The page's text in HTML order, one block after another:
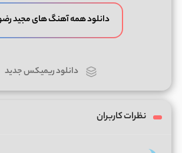
دانلود همه آهنگ های مجید
دانلود ریمیکس جدید
نظرات کاربران